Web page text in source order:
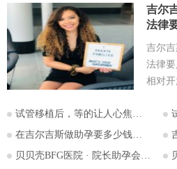
吉尔
法律
吉尔
法律
相对
地。
为人
斯斯
试管移植后，等的让人心焦的胎心和胎芽，何时会出现？
在吉尔吉斯做助孕要多少钱？2026比什凯克费用全公开，拒绝隐形消费
吉
贝贝壳BFG医院 · 院长助孕会（济南站）